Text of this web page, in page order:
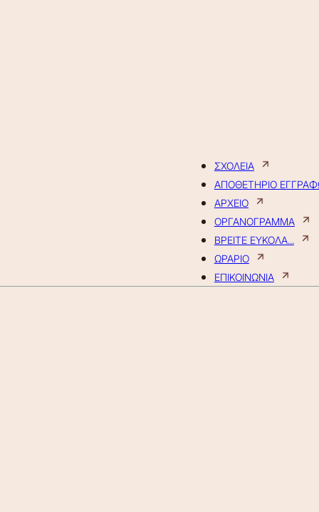
ΣΧΟΛΕΙΑ
ΑΠΟΘΕΤΗΡΙΟ
ΑΡΧΕΙΟ
ΟΡΓΑΝΟΓΡΑΜΜΑ
ΒΡΕΙΤΕ ΕΥΚΟΛΑ...
ΩΡΑΡΙΟ
ΕΠΙΚΟΙΝΩΝΙΑ